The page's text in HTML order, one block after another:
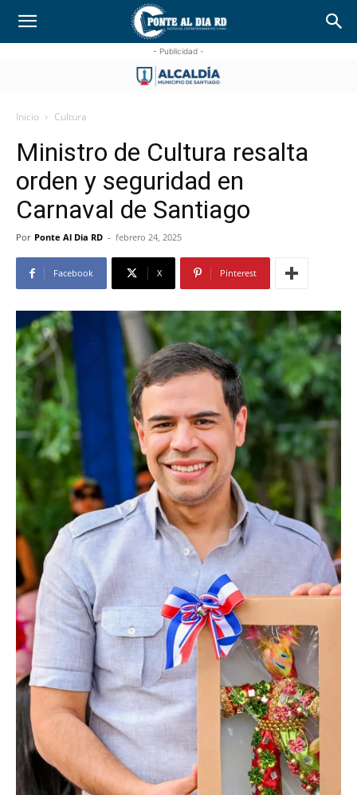
- Publicidad -
Inicio Cultura
Ministro de Cultura resalta
orden y seguridad en
Carnaval de Santiago
Por Ponte Al Dia RD - febrero 24, 2025
Facebook X Pinterest